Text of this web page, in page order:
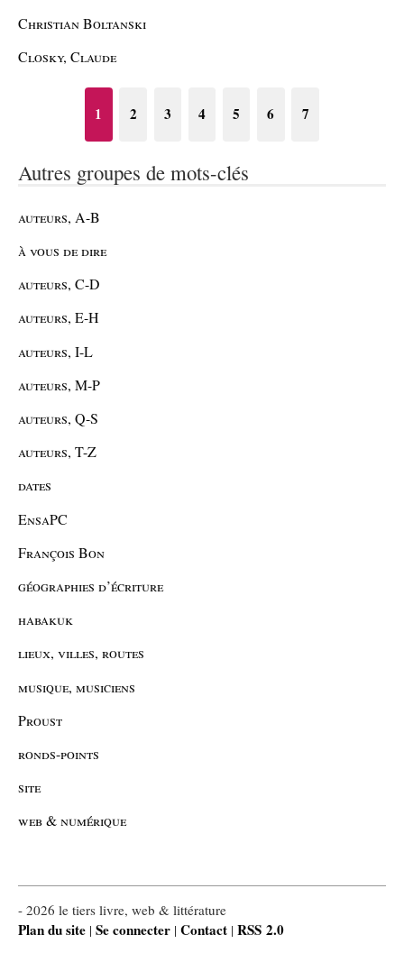
Christian Boltanski
Closky, Claude
1 2 3 4 5 6 7
Autres groupes de mots-clés
auteurs, A-B
à vous de dire
auteurs, C-D
auteurs, E-H
auteurs, I-L
auteurs, M-P
auteurs, Q-S
auteurs, T-Z
dates
EnsaPC
François Bon
géographies d’écriture
habakuk
lieux, villes, routes
musique, musiciens
Proust
ronds-points
site
web & numérique
- 2026 le tiers livre, web & littérature
Plan du site | Se connecter | Contact | RSS 2.0